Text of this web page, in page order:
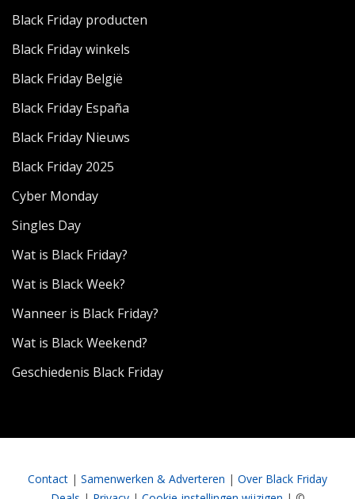
Black Friday producten
Black Friday winkels
Black Friday België
Black Friday España
Black Friday Nieuws
Black Friday 2025
Cyber Monday
Singles Day
Wat is Black Friday?
Wat is Black Week?
Wanneer is Black Friday?
Wat is Black Weekend?
Geschiedenis Black Friday
Contact | Samenwerken & Adverteren | Over Black Friday